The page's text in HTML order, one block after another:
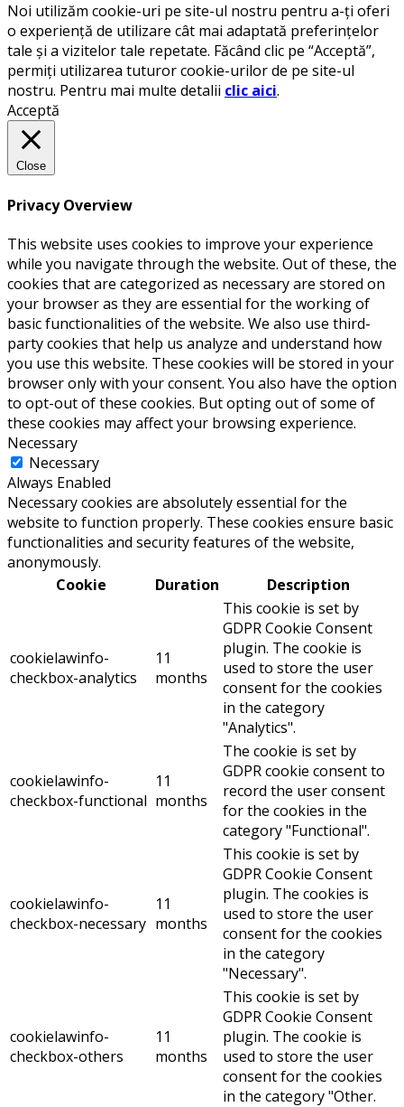
Noi utilizăm cookie-uri pe site-ul nostru pentru a-ți oferi
o experiență de utilizare cât mai adaptată preferințelor
tale și a vizitelor tale repetate. Făcând clic pe “Acceptă”,
permiți utilizarea tuturor cookie-urilor de pe site-ul
nostru. Pentru mai multe detalii clic aici.
Acceptă
Close
Privacy Overview
This website uses cookies to improve your experience
while you navigate through the website. Out of these, the
cookies that are categorized as necessary are stored on
your browser as they are essential for the working of
basic functionalities of the website. We also use third-
party cookies that help us analyze and understand how
you use this website. These cookies will be stored in your
browser only with your consent. You also have the option
to opt-out of these cookies. But opting out of some of
these cookies may affect your browsing experience.
Necessary
Necessary
Always Enabled
Necessary cookies are absolutely essential for the
website to function properly. These cookies ensure basic
functionalities and security features of the website,
anonymously.
Cookie
Duration Description
cookielawinfo-
checkbox-analytics
11
months
This cookie is set by
GDPR Cookie Consent
plugin. The cookie is
used to store the user
consent for the cookies
in the category
"Analytics".
cookielawinfo-
checkbox-functional
11
months
The cookie is set by
GDPR cookie consent to
record the user consent
for the cookies in the
category "Functional".
cookielawinfo-
checkbox-necessary
11
months
This cookie is set by
GDPR Cookie Consent
plugin. The cookies is
used to store the user
consent for the cookies
in the category
"Necessary".
cookielawinfo-
checkbox-others
11
months
This cookie is set by
GDPR Cookie Consent
plugin. The cookie is
used to store the user
consent for the cookies
in the category "Other.